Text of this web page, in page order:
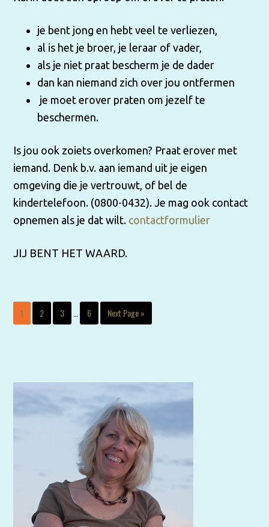
je bent jong en hebt veel te verliezen,
al is het je broer, je leraar of vader,
als je niet praat bescherm je de dader
dan kan niemand zich over jou ontfermen
je moet erover praten om jezelf te
beschermen.
Is jou ook zoiets overkomen? Praat erover met
iemand. Denk b.v. aan iemand uit je eigen
omgeving die je vertrouwt, of bel de
kindertelefoon. (0800-0432). Je mag ook contact
opnemen als je dat wilt. contactformulier
JIJ BENT HET WAARD.
1 2 3 6 Next Page »